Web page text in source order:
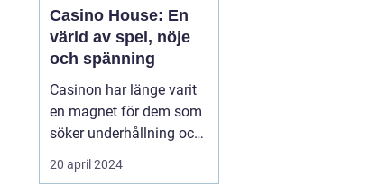
Casino House: En
värld av spel, nöje
och spänning
Casinon har länge varit
en magnet för dem som
söker underhållning och
en chans att pröva sin
lycka. Från de glittrande
20 april 2024